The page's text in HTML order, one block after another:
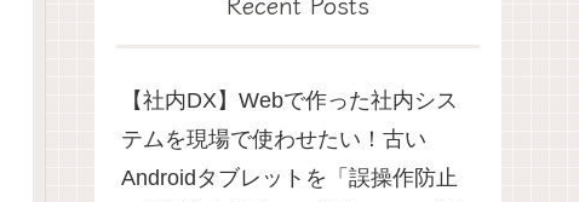
【社内DX】Webで作った社内シス
テムを現場で使わせたい！古い
Androidタブレットを「誤操作防止